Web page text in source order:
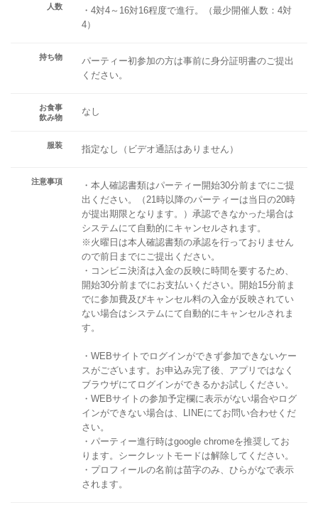
人数
・4対4～16対16程度で進行。（最少開催人数：4対
4）
持ち物
パーティー初参加の方は事前に身分証明書のご提出
ください。
お食事
飲み物
なし
服装 指定なし（ビデオ通話はありません）
注意事項
・本人確認書類はパーティー開始30分前までにご提
出ください。（21時以降のパーティーは当日の20時
が提出期限となります。）承認できなかった場合は
システムにて自動的にキャンセルされます。
※火曜日は本人確認書類の承認を行っておりません
ので前日までにご提出ください。
・コンビニ決済は入金の反映に時間を要するため、
開始30分前までにお支払いください。開始15分前ま
でに参加費及びキャンセル料の入金が反映されてい
ない場合はシステムにて自動的にキャンセルされま
す。
・WEBサイトでログインができず参加できないケー
スがございます。お申込み完了後、アプリではなく
ブラウザにてログインができるかお試しください。
・WEBサイトの参加予定欄に表示がない場合やログ
インができない場合は、LINEにてお問い合わせくだ
さい。
・パーティー進行時はgoogle chromeを推奨してお
ります。シークレットモードは解除してください。
・プロフィールの名前は苗字のみ、ひらがなで表示
されます。